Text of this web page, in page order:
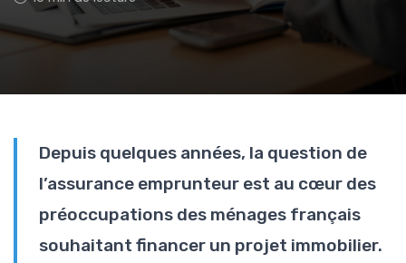
Depuis quelques années, la question de
l’assurance emprunteur est au cœur des
préoccupations des ménages français
souhaitant financer un projet immobilier.